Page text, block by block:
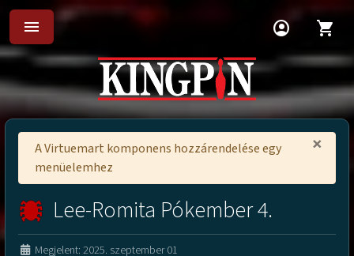
menu account_circle shopping_cart
×
A Virtuemart komponens hozzárendelése egy
menüelemhez
Lee-Romita Pókember 4.
Megjelent: 2025. szeptember 01